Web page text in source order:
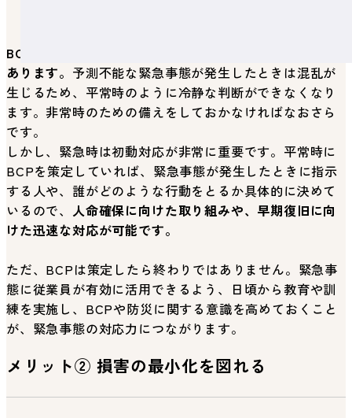
BCPの策定は、緊急事態への対応力が高まるメリットが
あります。 予測不能な緊急事態が発生したときは混乱が
生じるため、平常時のように冷静な判断ができなくなり
ます。非常時のための備えをしておかなければなおさら
です。
しかし、緊急時は初動対応が非常に重要です。平常時に
BCPを策定していれば、緊急事態が発生したときに指示
する人や、誰がどのような行動をとるか具体的に決めて
いるので、 人命確保に向けた取り組みや、早期復旧に向
けた迅速な対応が可能です。
ただ、BCPは策定したら終わりではありません。緊急事
態に従業員が有効に活用できるよう、日頃から教育や訓
練を実施し、BCPや防災に関する意識を高めておくこと
が、緊急事態の対応力につながります。
メリット② 損害の最小化を図れる